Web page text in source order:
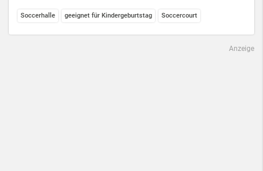
Soccerhalle geeignet für Kindergeburtstag Soccercourt
Anzeige